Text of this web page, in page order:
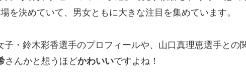
を決めていて、男女ともに大きな注目を集めています。
・鈴木彩香選手のプロフィールや、山口真理恵選手との
さんかと想うほどかわいいですよね！